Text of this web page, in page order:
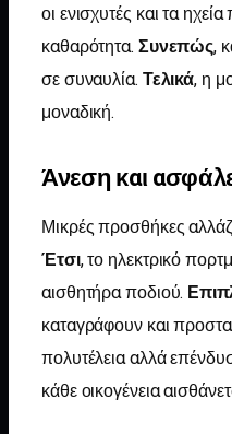
οι ενισχυτές και τα
καθαρότητα. Συνεπώς,
σε συναυλία. Τελικά, η
μοναδική.
Άνεση και
Μικρές προσθήκες
Έτσι, το ηλεκτρικό
αισθητήρα ποδιού.
καταγράφουν και
πολυτέλεια αλλά
κάθε οικογένεια